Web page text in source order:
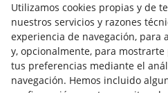
© 08/2026 RÈCOP
ARQUITECTÒNIQUES, S.L. -
Utilizamos cookies propias y de
nuestros servicios y razones
experiencia de navegación, para
y, opcionalmente, para
tus preferencias mediante el
navegación. Hemos incluido